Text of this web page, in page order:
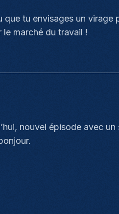
tu envisages un virage
marché du travail !
nouvel épisode avec